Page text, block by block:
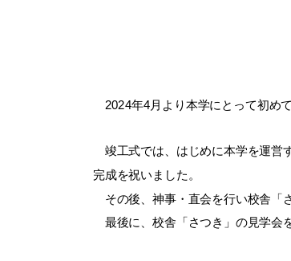
2024年4月より本学にとって初め
竣工式では、はじめに本学を運営
完成を祝いました。
その後、神事・直会を行い校舎「
最後に、校舎「さつき」の見学会